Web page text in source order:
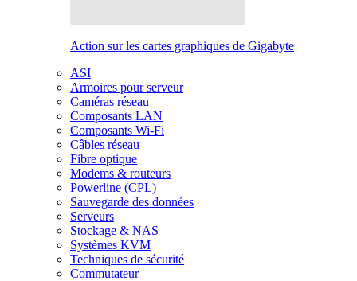
Action sur les cartes graphiques de Gigabyte
ASI
Armoires pour serveur
Caméras réseau
Composants LAN
Composants Wi-Fi
Câbles réseau
Fibre optique
Modems & routeurs
Powerline (CPL)
Sauvegarde des données
Serveurs
Stockage & NAS
Systèmes KVM
Techniques de sécurité
Commutateur